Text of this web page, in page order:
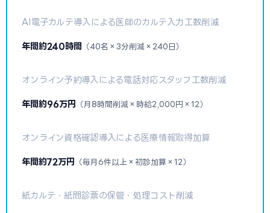
AI電子カルテ導入による医師のカルテ入力工数削減
年間約240時間 （40名×3分削減×240日）
オンライン予約導入による電話対応スタッフ工数削減
年間約96万円 （月8時間削減×時給2,000円×12）
オンライン資格確認導入による医療情報取得加算
年間約72万円 （毎月6件以上×初診加算×12）
紙カルテ・紙問診票の保管・処理コスト削減